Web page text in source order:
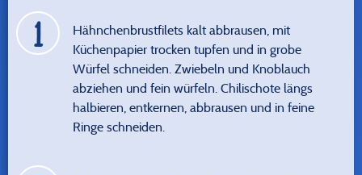
Hähnchenbrustfilets kalt abbrausen, mit
Küchenpapier trocken tupfen und in grobe
Würfel schneiden. Zwiebeln und Knoblauch
abziehen und fein würfeln. Chilischote längs
halbieren, entkernen, abbrausen und in feine
Ringe schneiden.